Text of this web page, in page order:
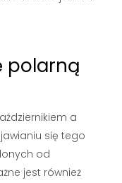
polarną
a
się tego
od
jest również